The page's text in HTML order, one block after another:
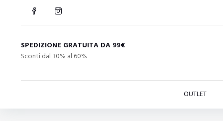
SPEDIZIONE GRATUITA DA 99€
Sconti dal 30% al 60%
OUTLET